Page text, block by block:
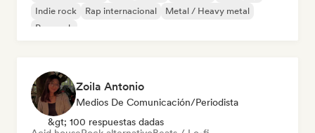
Indie rock
Rap internacional
Metal / Heavy metal
Pop rock
Zoila Antonio
Medios De Comunicación/Periodista
&gt; 100 respuestas dadas